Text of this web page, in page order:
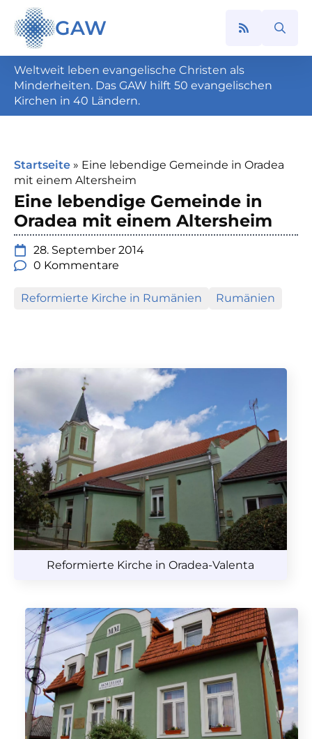
GAW
Search
Weltweit leben evangelische Christen als
Minderheiten. Das GAW hilft 50 evangelischen
Kirchen in 40 Ländern.
Startseite » Eine lebendige Gemeinde in Oradea
mit einem Altersheim
Eine lebendige Gemeinde in
Oradea mit einem Altersheim
28. September 2014
0 Kommentare
Reformierte Kirche in Rumänien Rumänien
Reformierte Kirche in Oradea-Valenta